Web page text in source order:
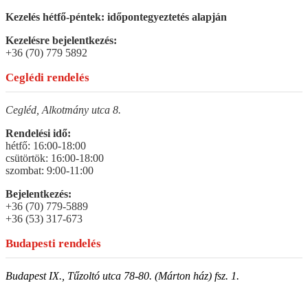
Kezelés hétfő-péntek: időpontegyeztetés alapján
Kezelésre bejelentkezés:
+36 (70) 779 5892
Ceglédi rendelés
Cegléd, Alkotmány utca 8.
Rendelési idő:
hétfő: 16:00-18:00
csütörtök: 16:00-18:00
szombat: 9:00-11:00
Bejelentkezés:
+36 (70) 779-5889
+36 (53) 317-673
Budapesti rendelés
Budapest IX., Tűzoltó utca 78-80. (Márton ház) fsz. 1.